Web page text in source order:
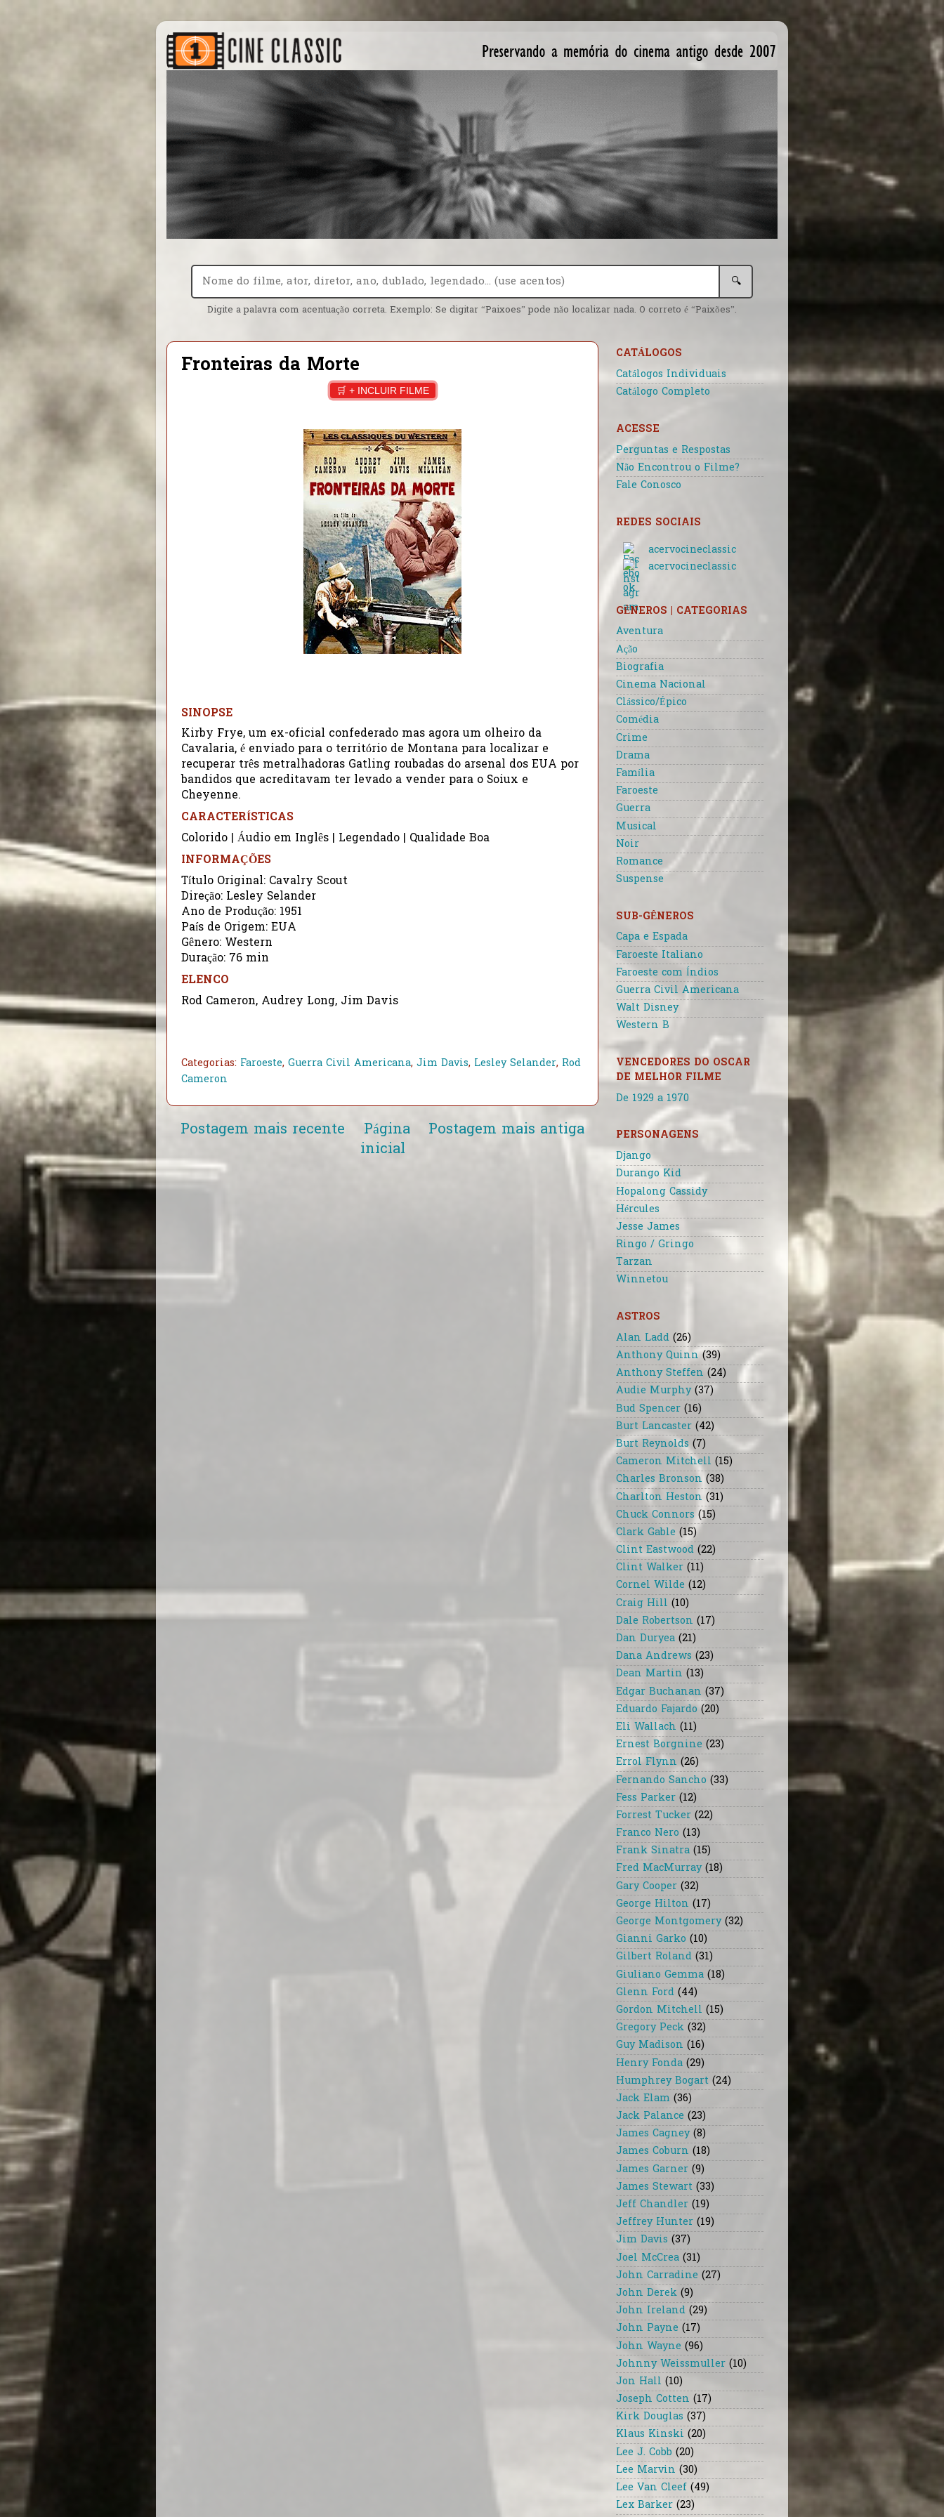
🔍
Digite a palavra com acentuação correta. Exemplo: Se digitar “Paixoes” pode não localizar nada. O correto é “Paixões”.
Fronteiras da Morte
🛒 + INCLUIR FILME
SINOPSE
Kirby Frye, um ex-oficial confederado mas agora um olheiro da
Cavalaria, é enviado para o território de Montana para localizar e
recuperar três metralhadoras Gatling roubadas do arsenal dos EUA por
bandidos que acreditavam ter levado a vender para o Soiux e
Cheyenne.
CARACTERÍSTICAS
Colorido | Áudio em Inglês | Legendado | Qualidade Boa
INFORMAÇÕES
Título Original: Cavalry Scout
Direção: Lesley Selander
Ano de Produção: 1951
País de Origem: EUA
Gênero: Western
Duração: 76 min
ELENCO
Rod Cameron, Audrey Long, Jim Davis
Categorias: Faroeste, Guerra Civil Americana, Jim Davis, Lesley Selander, Rod
Cameron
Postagem mais recente Postagem mais antiga
Página
inicial
CATÁLOGOS
Catálogos Individuais
Catálogo Completo
ACESSE
Perguntas e Respostas
Não Encontrou o Filme?
Fale Conosco
REDES SOCIAIS
acervocineclassic
acervocineclassic
GÊNEROS | CATEGORIAS
Aventura
Ação
Biografia
Cinema Nacional
Clássico/Épico
Comédia
Crime
Drama
Família
Faroeste
Guerra
Musical
Noir
Romance
Suspense
SUB-GÊNEROS
Capa e Espada
Faroeste Italiano
Faroeste com Índios
Guerra Civil Americana
Walt Disney
Western B
VENCEDORES DO OSCAR
DE MELHOR FILME
De 1929 a 1970
PERSONAGENS
Django
Durango Kid
Hopalong Cassidy
Hércules
Jesse James
Ringo / Gringo
Tarzan
Winnetou
ASTROS
Alan Ladd (26)
Anthony Quinn (39)
Anthony Steffen (24)
Audie Murphy (37)
Bud Spencer (16)
Burt Lancaster (42)
Burt Reynolds (7)
Cameron Mitchell (15)
Charles Bronson (38)
Charlton Heston (31)
Chuck Connors (15)
Clark Gable (15)
Clint Eastwood (22)
Clint Walker (11)
Cornel Wilde (12)
Craig Hill (10)
Dale Robertson (17)
Dan Duryea (21)
Dana Andrews (23)
Dean Martin (13)
Edgar Buchanan (37)
Eduardo Fajardo (20)
Eli Wallach (11)
Ernest Borgnine (23)
Errol Flynn (26)
Fernando Sancho (33)
Fess Parker (12)
Forrest Tucker (22)
Franco Nero (13)
Frank Sinatra (15)
Fred MacMurray (18)
Gary Cooper (32)
George Hilton (17)
George Montgomery (32)
Gianni Garko (10)
Gilbert Roland (31)
Giuliano Gemma (18)
Glenn Ford (44)
Gordon Mitchell (15)
Gregory Peck (32)
Guy Madison (16)
Henry Fonda (29)
Humphrey Bogart (24)
Jack Elam (36)
Jack Palance (23)
James Cagney (8)
James Coburn (18)
James Garner (9)
James Stewart (33)
Jeff Chandler (19)
Jeffrey Hunter (19)
Jim Davis (37)
Joel McCrea (31)
John Carradine (27)
John Derek (9)
John Ireland (29)
John Payne (17)
John Wayne (96)
Johnny Weissmuller (10)
Jon Hall (10)
Joseph Cotten (17)
Kirk Douglas (37)
Klaus Kinski (20)
Lee J. Cobb (20)
Lee Marvin (30)
Lee Van Cleef (49)
Lex Barker (23)